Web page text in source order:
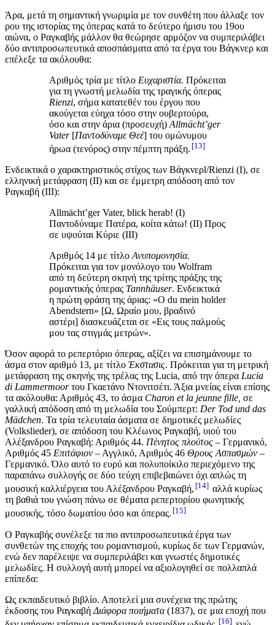
Άρα, μετά τη σημαντική γνωριμία με τον συνθέτη που άλλαξε τον
ρου της ιστορίας της όπερας κατά το δεύτερο ήμισυ του 19ου
αιώνα, ο Ραγκαβής μάλλον θα θεώρησε αρμόζον να συμπεριλάβει
δύο αντιπροσωπευτικά αποσπάσματα από τα έργα του Βάγκνερ και
επέλεξε τα ακόλουθα:
Αριθμός τρία με τίτλο Ευχαριστία. Πρόκειται
για τη γνωστή μελωδία της τραγικής όπερας
Rienzi, σήμα κατατεθέν του έργου που
ακούγεται εύηχα τόσο στην ουβερτούρα,
όσο και στην άρια (προσευχή) Allmächt’ger
Vater[Παντοδύναμε Θεέ] του ομώνυμου
ήρωα (τενόρος) στην πέμπτη πράξη. 13
Ενδεικτικά ο χαρακτηριστικός στίχος των Βάγκνερl/Rienzi (Ι), σε
ελληνική μετάφραση (ΙΙ) και σε έμμετρη απόδοση από τον
Ραγκαβή (ΙΙΙ):
Allmächt’ger Vater, blick herab! (Ι)
Παντοδύναμε Πατέρα, κοίτα κάτω! (ΙΙ) Προς
σε υψούται Κύριε (ΙΙΙ)
Αριθμός 14 με τίτλο Ανυπομονησία.
Πρόκειται για τον μονόλογο του Wolfram
από τη δεύτερη σκηνή της τρίτης πράξης της
ρομαντικής όπερας Tannhäuser. Ενδεικτικά
η πρώτη φράση της άριας: «O du mein holder
Abendstern» [Ω, Ωραίο μου, βραδινό
αστέρι] διασκευάζεται σε «Εις τους παλμούς
μου τας στιγμάς μετρών».
Όσον αφορά το ρεπερτόριο όπερας, αξίζει να επισημάνουμε το
άσμα στον αριθμό 13, με τίτλο Έκστασις. Πρόκειται για τη μετρική
μετάφραση της σκηνής της τρέλας της Lucia, από την όπερα Lucia
di Lammermoorτου Γκαετάνο Ντονιτσέτι. Άξια μνείας είναι επίσης
τα ακόλουθα: Αριθμός 43, το άσμα Charon et la jeunne fille, σε
γαλλική απόδοση από τη μελωδία του Σούμπερτ: Der Tod und das
Mädchen. Τα τρία τελευταία άσματα σε δημοτικές μελωδίες
(Volkslieder), σε απόδοση του Κλέωνος Ραγκαβή, υιού του
Αλέξανδρου Ραγκαβή: Αριθμός 44. Πένητος πλούτος – Γερμανικό,
Αριθμός 45 Επιτάφιον – Αγγλικό, Αριθμός 46 Θρους Ασπασμών –
Γερμανικό. Όλο αυτό το ευρύ και πολυποίκιλο περιεχόμενο της
παραπάνω συλλογής σε δύο τεύχη επιβεβαιώνει όχι απλώς τη
μουσική καλλιέργεια του Αλέξανδρου Ραγκαβή, 14
αλλά κυρίως
τη βαθιά του γνώση πάνω σε θέματα ρεπερτορίου φωνητικής
μουσικής, τόσο δωματίου όσο και όπερας. 15
Ο Ραγκαβής συνέλεξε τα πιο αντιπροσωπευτικά έργα των
συνθετών της εποχής του ρομαντισμού, κυρίως δε των Γερμανών,
ενώ δεν παρέλειψε να συμπεριλάβει και γνωστές δημοτικές
μελωδίες. Η συλλογή αυτή μπορεί να αξιολογηθεί σε πολλαπλά
επίπεδα:
Ως εκπαιδευτικό βιβλίο. Αποτελεί μια συνέχεια της πρώτης
έκδοσης του Ραγκαβή Διάφορα ποιήματα(1837), σε μια εποχή που
16